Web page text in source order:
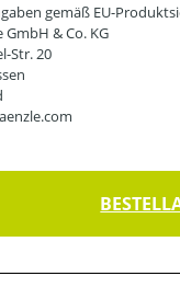
gemäß EU-
GmbH & Co. KG
Str. 20